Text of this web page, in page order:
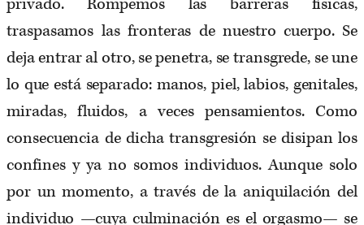
privado. Rompemos las barreras físicas,
traspasamos las fronteras de nuestro cuerpo. Se
deja entrar al otro, se penetra, se transgrede, se une
lo que está separado: manos, piel, labios, genitales,
miradas, fluidos, a veces pensamientos. Como
consecuencia de dicha transgresión se disipan los
confines y ya no somos individuos. Aunque solo
por un momento, a través de la aniquilación del
individuo —cuya culminación es el orgasmo— se